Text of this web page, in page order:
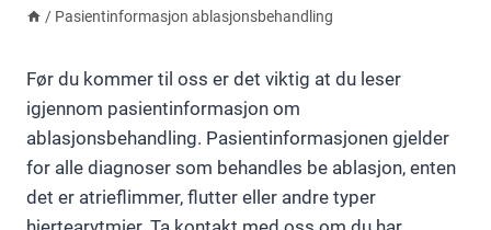
/ Pasientinformasjon ablasjonsbehandling
Før du kommer til oss er det viktig at du leser
igjennom pasientinformasjon om
ablasjonsbehandling. Pasientinformasjonen gjelder
for alle diagnoser som behandles be ablasjon, enten
det er atrieflimmer, flutter eller andre typer